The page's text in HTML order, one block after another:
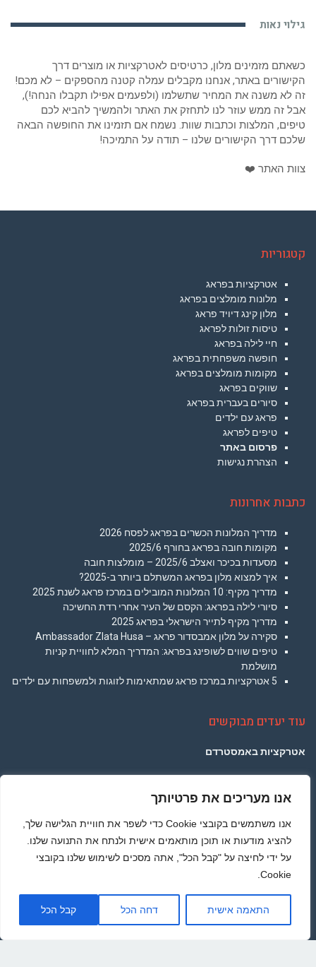
אנו מעריכים את פרטיותך
אנו משתמשים בקובצי Cookie כדי לשפר את חוויית הגלישה שלך,
להציג מודעות או תוכן מותאמים אישית ולנתח את התנועה שלנו.
על ידי לחיצה על "קבל הכל", אתה מסכים לשימוש שלנו בקובצי
Cookie.
התאמה אישית דחה הכל קבל הכל
גילוי נאות
כשאתם מזמינים מלון, כרטיסים לאטרקציות או מוצרים דרך
הקישורים באתר, אנחנו מקבלים עמלה קטנה מהספקים – לא מכם!
זה לא משנה את המחיר שתשלמו (ולפעמים אפילו תקבלו הנחה!),
אבל זה ממש עוזר לנו לתחזק את האתר ולהמשיך להביא לכם
טיפים, המלצות וכתבות שוות. נשמח אם תזמינו את החופשה הבאה
שלכם דרך הקישורים שלנו – תודה על התמיכה!
צוות האתר ❤️
קטגוריות
אטרקציות בפראג
מלונות מומלצים בפראג
מלון קינג דיויד פראג
טיסות זולות לפראג
חיי לילה בפראג
חופשה משפחתית בפראג
מקומות מומלצים בפראג
שווקים בפראג
סיורים בעברית בפראג
פראג עם ילדים
טיפים לפראג
פרסום באתר
הצהרת נגישות
כתבות אחרונות
מדריך המלונות הכשרים בפראג לפסח 2026
מקומות חובה בפראג בחורף 2025/6
מסעדות בכיכר ואצלב 2025/6 – מומלצות חובה
איך למצוא מלון בפראג המשתלם ביותר ב-2025?
מדריך מקיף: 10 המלונות המובילים במרכז פראג לשנת 2025
סיורי לילה בפראג: הקסם של העיר אחרי רדת החשיכה
מדריך מקיף לתייר הישראלי בפראג 2025
סקירה על מלון אמבסדור פראג – Ambassador Zlata Husa
טיפים שווים לשופינג בפראג: המדריך המלא לחוויית קניות
מושלמת
5 אטרקציות במרכז פראג שמתאימות לזוגות ולמשפחות עם ילדים
עוד יעדים מבוקשים
אטרקציות באמסטרדם
אטרקציות בלונדון
אטרקציות ברומא